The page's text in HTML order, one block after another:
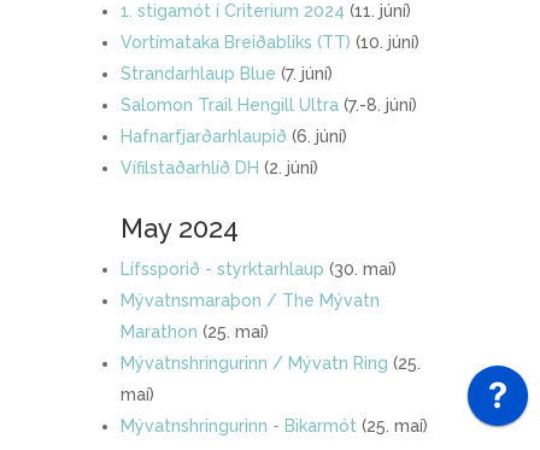
1. stigamót í Criterium 2024 (11. júní)
Vortímataka Breiðabliks (TT) (10. júní)
Strandarhlaup Blue (7. júní)
Salomon Trail Hengill Ultra (7.-8. júní)
Hafnarfjarðarhlaupið (6. júní)
Vífilstaðarhlíð DH (2. júní)
May 2024
Lífssporið - styrktarhlaup (30. maí)
Mývatnsmaraþon / The Mývatn
Marathon (25. maí)
Mývatnshringurinn / Mývatn Ring (25.
maí)
Mývatnshringurinn - Bikarmót (25. maí)